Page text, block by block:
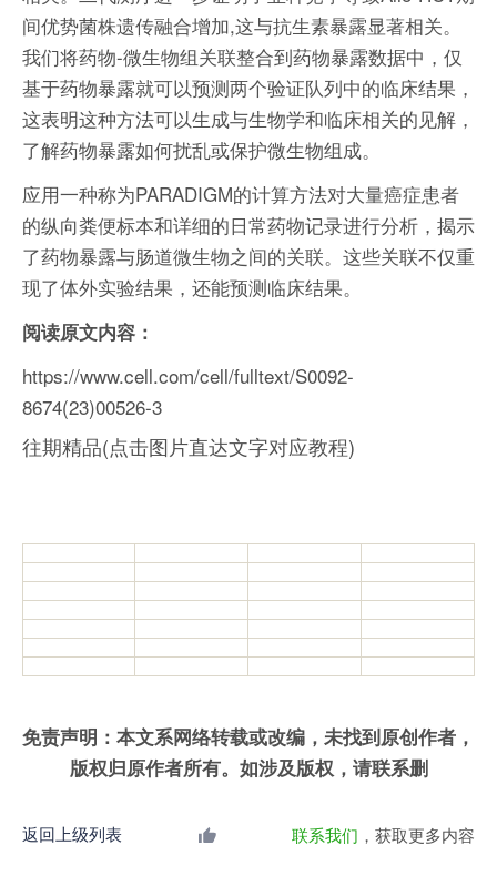
间优势菌株遗传融合增加,这与抗生素暴露显著相关。
我们将药物-微生物组关联整合到药物暴露数据中，仅
基于药物暴露就可以预测两个验证队列中的临床结果，
这表明这种方法可以生成与生物学和临床相关的见解，
了解药物暴露如何扰乱或保护微生物组成。
应用一种称为PARADIGM的计算方法对大量癌症患者
的纵向粪便标本和详细的日常药物记录进行分析，揭示
了药物暴露与肠道微生物之间的关联。这些关联不仅重
现了体外实验结果，还能预测临床结果。
阅读原文内容：
https://www.cell.com/cell/fulltext/S0092-
8674(23)00526-3
往期精品(点击图片直达文字对应教程)
免责声明：本文系网络转载或改编，未找到原创作者，
版权归原作者所有。如涉及版权，请联系删
返回上级列表 联系我们 ，获取更多内容